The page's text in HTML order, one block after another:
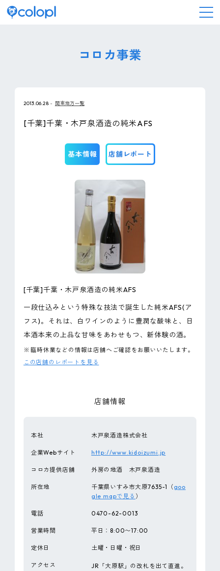
コロカ事業
2013.06.28 関東地方一覧
[千葉]千葉・木戸泉酒造の純米AFS
基本情報 店舗レポート
[千葉]千葉・木戸泉酒造の純米AFS
一段仕込みという特殊な技法で誕生した純米AFS(ア
フス)。それは、白ワインのように豊潤な酸味と、日
本酒本来の上品な甘味をあわせもつ、新体験の酒。
※ 臨時休業などの情報は店舗へご確認をお願いいたします。
この店舗のレポートを見る
店舗情報
本社 木戸泉酒造株式会社
企業Webサイト http://www.kidoizumi.jp
コロカ提供店舗 外房の地酒 木戸泉酒造
所在地 千葉県いすみ市大原7635-1（ goo
gle mapで見る ）
電話 0470-62-0013
営業時間 平日：8:00〜17:00
定休日 土曜・日曜・祝日
アクセス
JR「大原駅」の改札を出て直進。